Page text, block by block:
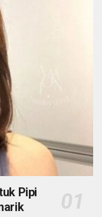
Pipi